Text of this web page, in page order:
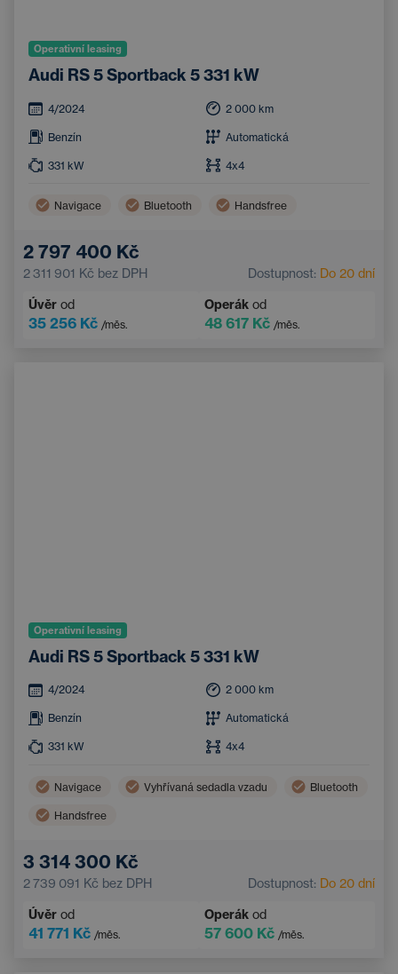
Operativní leasing
Audi RS 5 Sportback 5 331 kW
4/2024 2 000 km
Benzín Automatická
331 kW 4x4
Navigace Bluetooth Handsfree
2 797 400 Kč
2 311 901 Kč bez DPH Dostupnost: Do 20 dní
Úvěr od
35 256 Kč /měs.
Operák od
48 617 Kč /měs.
Operativní leasing
Audi RS 5 Sportback 5 331 kW
4/2024 2 000 km
Benzín Automatická
331 kW 4x4
Navigace Vyhřívaná sedadla vzadu Bluetooth
Handsfree
3 314 300 Kč
2 739 091 Kč bez DPH Dostupnost: Do 20 dní
Úvěr od
41 771 Kč /měs.
Operák od
57 600 Kč /měs.